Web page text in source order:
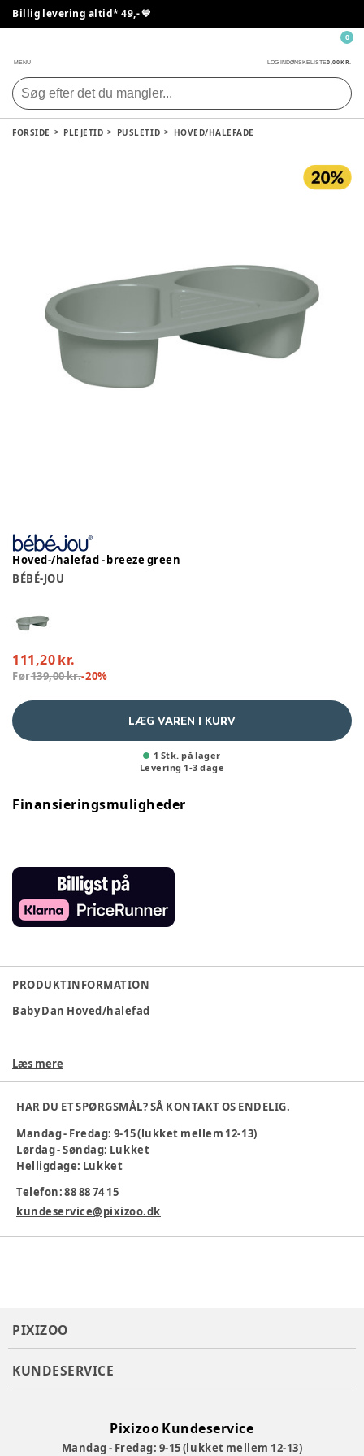
Billig levering altid* 49,- 💙
MENU LOG INDØNSKELISTE0,00 KR.
0
FORSIDE PLEJETID PUSLETID HOVED/HALEFADE
Hoved-/halefad - breeze green
BÉBÉ-JOU
111,20 kr.
Før139,00 kr.-20%
LÆG VAREN I KURV
1 Stk. på lager
Levering 1-3 dage
Finansieringsmuligheder
PRODUKTINFORMATION
Baby Dan Hoved/halefad
Praktisk hoved/halefad fra Baby Dan
Specifikationer
Praktisk hoved/halefad fra Baby Dan
Farve: Hvid
Producent:Bébéjou, Atelier49 Nederland bv, Wethouder
Buitenhuisstraat 1, Staphorst, 7951 SJ, The Netherlands,
info@atelier49.nl
Produktionsland:Holland
Læs mere
HAR DU ET SPØRGSMÅL? SÅ KONTAKT OS ENDELIG.
Mandag - Fredag: 9-15 (lukket mellem 12-13)
Lørdag - Søndag: Lukket
Helligdage: Lukket
Telefon: 88 88 74 15
kundeservice@pixizoo.dk
PIXIZOO
KUNDESERVICE
Pixizoo Kundeservice
Mandag - Fredag: 9-15 (lukket mellem 12-13)